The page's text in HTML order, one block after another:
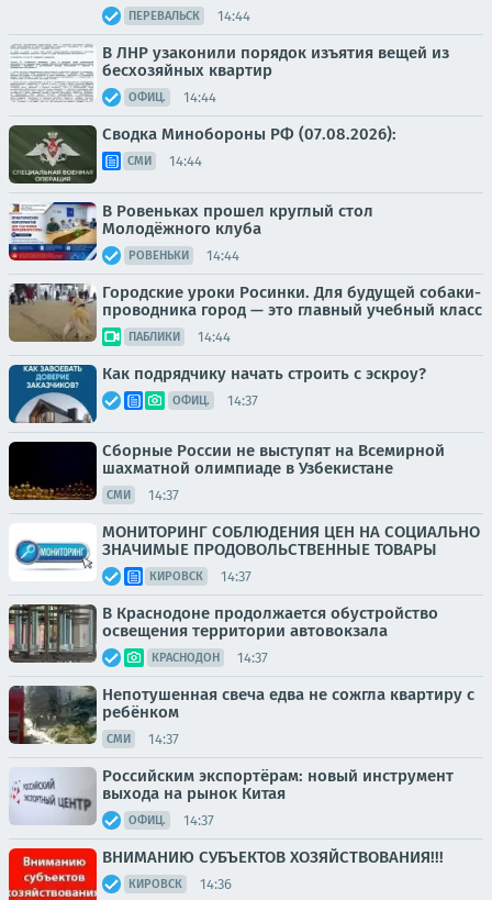
ПЕРЕВАЛЬСК 14:44
В ЛНР узаконили порядок изъятия вещей из
бесхозяйных квартир
ОФИЦ. 14:44
Сводка Минобороны РФ (07.08.2026):
СМИ 14:44
В Ровеньках прошел круглый стол
Молодёжного клуба
РОВЕНЬКИ 14:44
Городские уроки Росинки. Для будущей собаки-
проводника город — это главный учебный класс
ПАБЛИКИ 14:44
Как подрядчику начать строить с эскроу?
ОФИЦ. 14:37
Сборные России не выступят на Всемирной
шахматной олимпиаде в Узбекистане
СМИ 14:37
МОНИТОРИНГ СОБЛЮДЕНИЯ ЦЕН НА СОЦИАЛЬНО
ЗНАЧИМЫЕ ПРОДОВОЛЬСТВЕННЫЕ ТОВАРЫ
КИРОВСК 14:37
В Краснодоне продолжается обустройство
освещения территории автовокзала
КРАСНОДОН 14:37
Непотушенная свеча едва не сожгла квартиру с
ребёнком
СМИ 14:37
Российским экспортёрам: новый инструмент
выхода на рынок Китая
ОФИЦ. 14:37
ВНИМАНИЮ СУБЪЕКТОВ ХОЗЯЙСТВОВАНИЯ!!!
КИРОВСК 14:36